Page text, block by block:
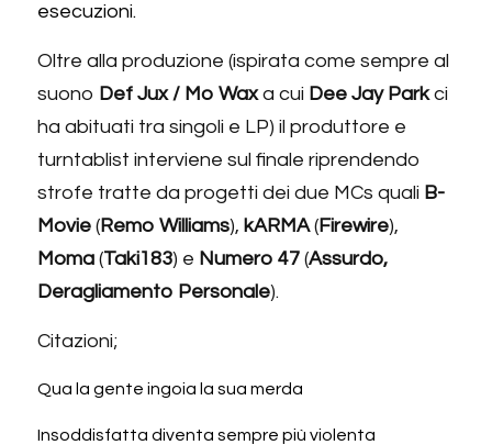
esecuzioni.
Oltre alla produzione (ispirata come sempre al
suono Def Jux / Mo Wax a cui Dee Jay Park ci
ha abituati tra singoli e LP) il produttore e
turntablist interviene sul finale riprendendo
strofe tratte da progetti dei due MCs quali B-
Movie (Remo Williams), kARMA (Firewire
Moma (Taki183) e Numero 47 (Assurdo,
Deragliamento Personale).
Citazioni;
Qua la gente ingoia la sua merda
Insoddisfatta diventa sempre più violenta